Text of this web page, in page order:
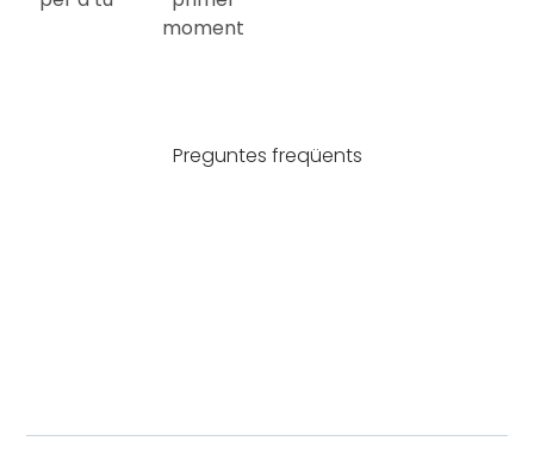
moment
Preguntes freqüents